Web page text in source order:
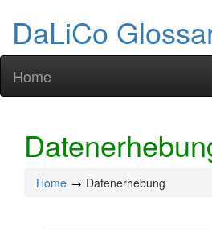
DaLiCo
Home
Home Datenerhebung